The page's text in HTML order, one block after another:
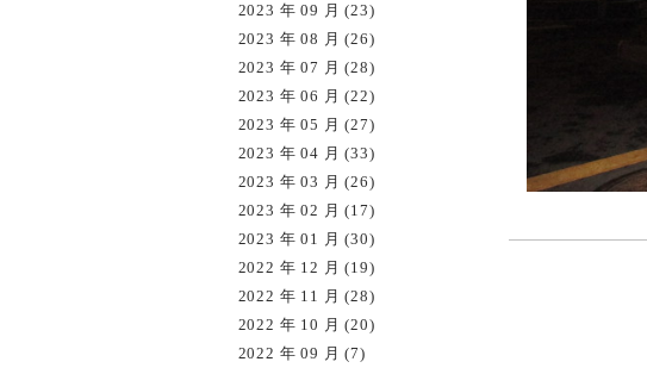
2023 年 09 月 (23)
2023 年 08 月 (26)
2023 年 07 月 (28)
2023 年 06 月 (22)
2023 年 05 月 (27)
2023 年 04 月 (33)
2023 年 03 月 (26)
2023 年 02 月 (17)
2023 年 01 月 (30)
2022 年 12 月 (19)
2022 年 11 月 (28)
2022 年 10 月 (20)
2022 年 09 月 (7)